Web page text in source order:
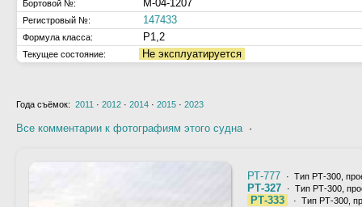
Бортовой №: М-04-1207
Регистровый №: 147433
Формула класса: Р1,2
Текущее состояние: Не эксплуатируется
Года съёмок: 2011 · 2012 · 2014 · 2015 · 2023
Все комментарии к фотографиям этого судна·
РТ-777 · Тип РТ-300,
РТ-327 · Тип РТ-300,
РТ-333 · Тип РТ-300,